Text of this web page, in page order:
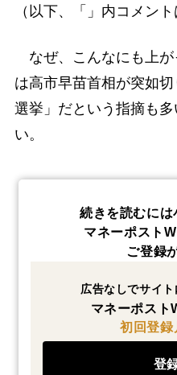
（以下、「」内コメント
なぜ、こんなにも上が
は高市早苗首相が突如
選挙」だという指摘も
い。
続きを読むに
マネーポスト
ご登録
広告なしでサイ
マネーポスト
初回登録
登